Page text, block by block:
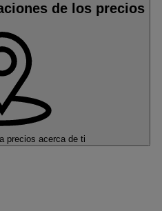
de los precios
precios acerca de ti